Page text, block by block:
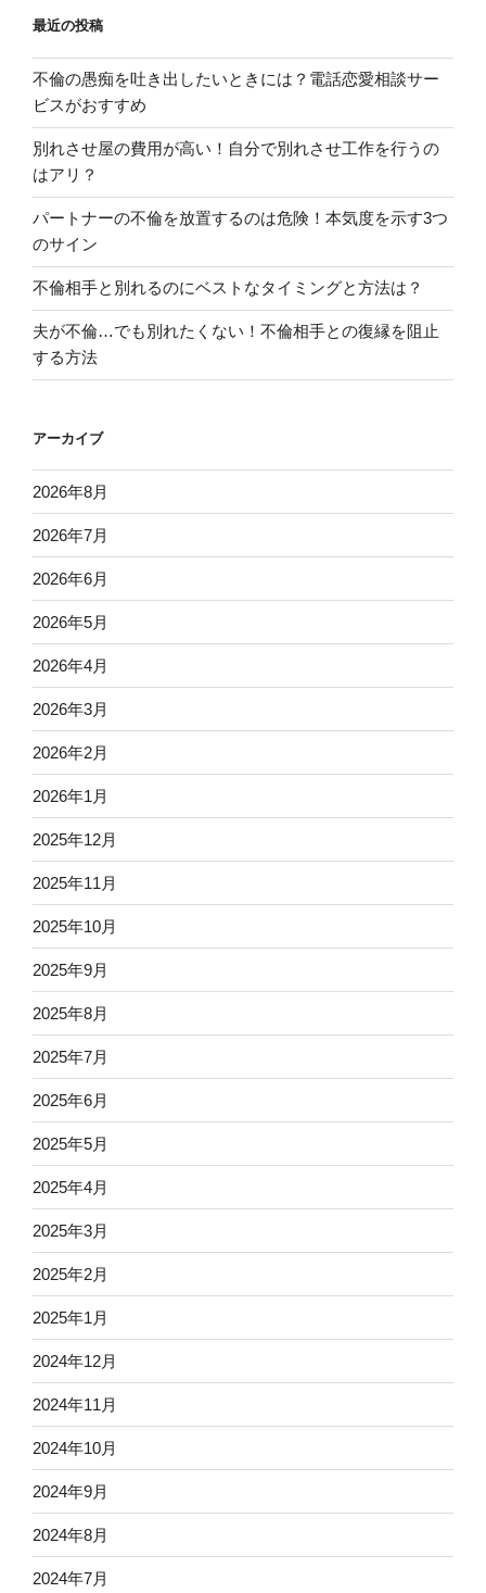
最近の投稿
不倫の愚痴を吐き出したいときには？電話恋愛相談サー
ビスがおすすめ
別れさせ屋の費用が高い！自分で別れさせ工作を行うの
はアリ？
パートナーの不倫を放置するのは危険！本気度を示す3つ
のサイン
不倫相手と別れるのにベストなタイミングと方法は？
夫が不倫…でも別れたくない！不倫相手との復縁を阻止
する方法
アーカイブ
2026年8月
2026年7月
2026年6月
2026年5月
2026年4月
2026年3月
2026年2月
2026年1月
2025年12月
2025年11月
2025年10月
2025年9月
2025年8月
2025年7月
2025年6月
2025年5月
2025年4月
2025年3月
2025年2月
2025年1月
2024年12月
2024年11月
2024年10月
2024年9月
2024年8月
2024年7月